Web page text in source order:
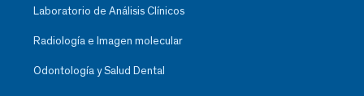
Laboratorio de Análisis Clínicos
Radiología e Imagen molecular
Odontología y Salud Dental